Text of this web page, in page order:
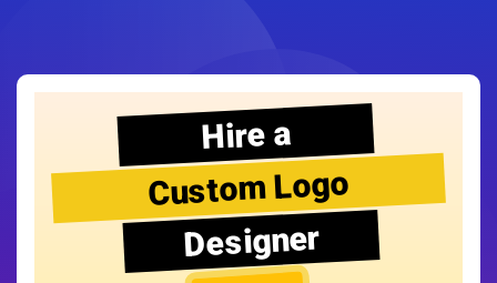
Hire a
Custom Logo
Designer